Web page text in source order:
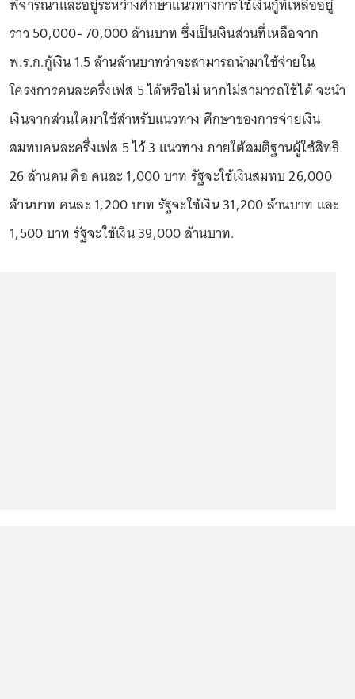
พิจารณาและอยู่ระหว่างศึกษาแนวทางการใช้เงินกู้ที่เหลืออยู่
ราว 50,000- 70,000 ล้านบาท ซึ่งเป็นเงินส่วนที่เหลือจาก
พ.ร.ก.กู้เงิน 1.5 ล้านล้านบาทว่าจะสามารถนำมาใช้จ่ายใน
โครงการคนละครึ่งเฟส 5 ได้หรือไม่ หากไม่สามารถใช้ได้ จะนำ
เงินจากส่วนใดมาใช้สำหรับแนวทาง ศึกษาของการจ่ายเงิน
สมทบคนละครึ่งเฟส 5 ไว้ 3 แนวทาง ภายใต้สมติฐานผู้ใช้สิทธิ
26 ล้านคน คือ คนละ 1,000 บาท รัฐจะใช้เงินสมทบ 26,000
ล้านบาท คนละ 1,200 บาท รัฐจะใช้เงิน 31,200 ล้านบาท และ
1,500 บาท รัฐจะใช้เงิน 39,000 ล้านบาท.